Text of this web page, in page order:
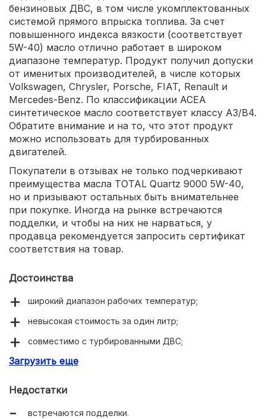
бензиновых ДВС, в том числе укомплектованных
системой прямого впрыска топлива. За счет
повышенного индекса вязкости (соответствует
5W-40) масло отлично работает в широком
диапазоне температур. Продукт получил допуски
от именитых производителей, в числе которых
Volkswagen, Chrysler, Porsche, FIAT, Renault и
Mercedes-Benz. По классификации ACEA
синтетическое масло соответствует классу А3/B4.
Обратите внимание и на то, что этот продукт
можно использовать для турбированных
двигателей.
Покупатели в отзывах не только подчеркивают
преимущества масла TOTAL Quartz 9000 5W-40,
но и призывают остальных быть внимательнее
при покупке. Иногда на рынке встречаются
подделки, и чтобы на них не нарваться, у
продавца рекомендуется запросить сертификат
соответствия на товар.
Достоинства
широкий диапазон рабочих температур;
невысокая стоимость за один литр;
совместимо с турбированными ДВС;
множество допусков от автобрендов.
Загрузить еще
Недостатки
встречаются подделки.